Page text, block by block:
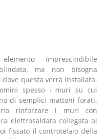
imprescindibile
ma non bisogna
questa verrà installata.
spesso i muri su cui
di semplici mattoni forati.
rinforzare i muri con
elettrosaldata collegata al
fissato il controtelaio della